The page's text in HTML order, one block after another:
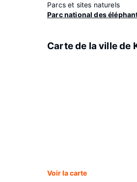
Parcs et sites naturels
Parc national des
Carte de la ville de
Voir la carte